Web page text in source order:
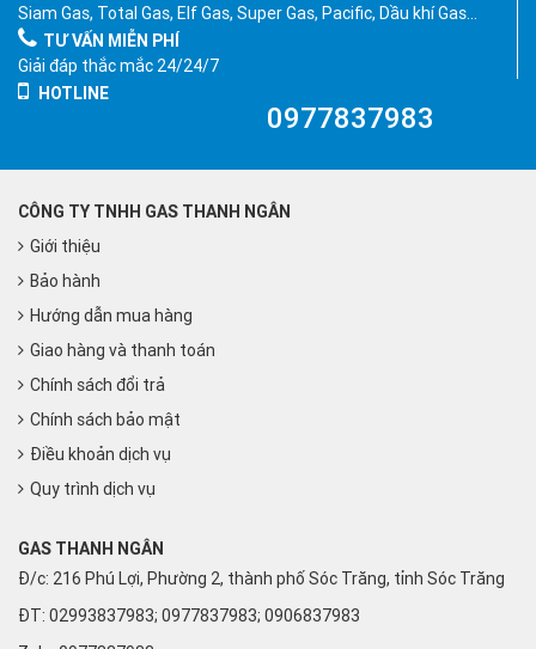
Siam Gas, Total Gas, Elf Gas, Super Gas, Pacific, Dầu khí Gas…
TƯ VẤN MIỄN PHÍ
Giải đáp thắc mắc 24/24/7
HOTLINE
0977837983
CÔNG TY TNHH GAS THANH NGÂN
Giới thiệu
Bảo hành
Hướng dẫn mua hàng
Giao hàng và thanh toán
Chính sách đổi trả
Chính sách bảo mật
Điều khoản dịch vụ
Quy trình dịch vụ
GAS THANH NGÂN
Đ/c: 216 Phú Lợi, Phường 2, thành phố Sóc Trăng, tỉnh Sóc Trăng
ĐT: 02993837983; 0977837983; 0906837983